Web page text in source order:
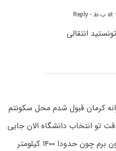
- Reply
انتقالی
کرمان قبول شدم محل سکونتم
تو انتخاب دانشگاه الان جایی
قبول شدم که به عیچ عنوان نمیتون برم چون حدودا ۱۴۰۰ کیلومتر